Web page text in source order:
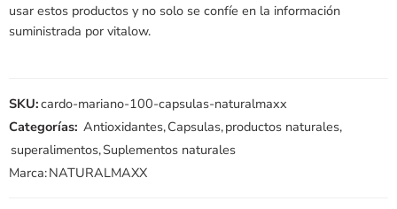
usar estos productos y no solo se confíe en la información
suministrada por vitalow.
SKU:cardo-mariano-100-capsulas-naturalmaxx
Categorías: Antioxidantes,Capsulas,productos naturales,
superalimentos,Suplementos naturales
Marca:NATURALMAXX